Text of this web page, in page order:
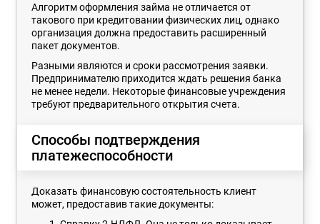
Алгоритм оформления займа не отличается от
такового при кредитовании физических лиц, однако
организация должна предоставить расширенный
пакет документов.
Разными являются и сроки рассмотрения заявки.
Предпринимателю приходится ждать решения банка
не менее недели. Некоторые финансовые учреждения
требуют предварительного открытия счета.
Способы подтверждения
платежеспособности
Доказать финансовую состоятельность клиент
может, предоставив такие документы: